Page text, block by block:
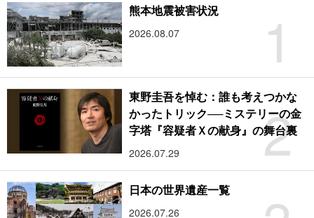
1
熊本地震被害状況
2026.08.07
2
東野圭吾を悼む：誰も考えつかな
かったトリック──ミステリーの金
字塔『容疑者Ｘの献身』の舞台裏
2026.07.29
日本の世界遺産一覧
2026.07.26